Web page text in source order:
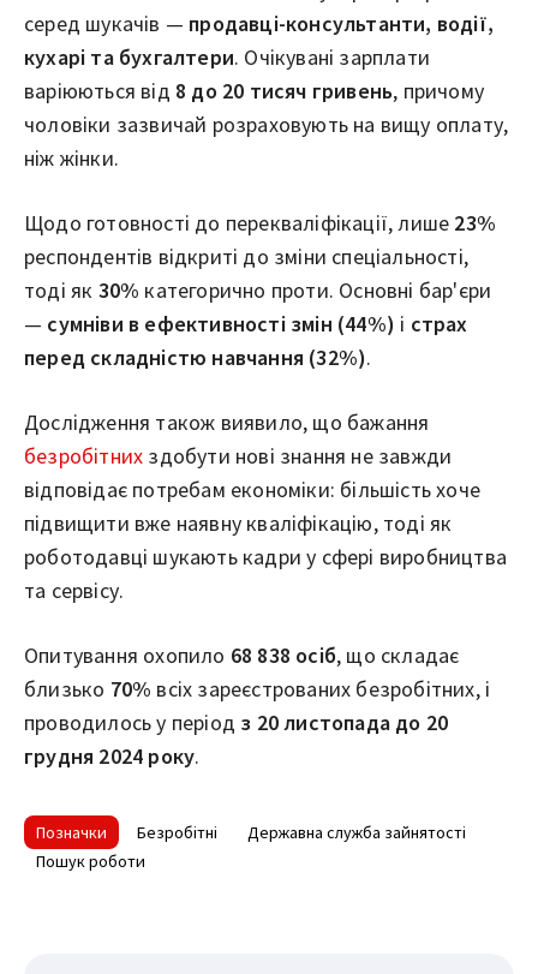
серед шукачів — продавці-консультанти, водії,
кухарі та бухгалтери. Очікувані зарплати
варіюються від 8 до 20 тисяч гривень, причому
чоловіки зазвичай розраховують на вищу оплату,
ніж жінки.
Щодо готовності до перекваліфікації, лише 23%
респондентів відкриті до зміни спеціальності,
тоді як 30% категорично проти. Основні бар'єри
— сумніви в ефективності змін (44%) і страх
перед складністю навчання (32%).
Дослідження також виявило, що бажання
безробітних здобути нові знання не завжди
відповідає потребам економіки: більшість хоче
підвищити вже наявну кваліфікацію, тоді як
роботодавці шукають кадри у сфері виробництва
та сервісу.
Опитування охопило 68 838 осіб, що складає
близько 70% всіх зареєстрованих безробітних, і
проводилось у період з 20 листопада до 20
грудня 2024 року.
Позначки Безробітні
Державна служба зайнятості
Пошук роботи